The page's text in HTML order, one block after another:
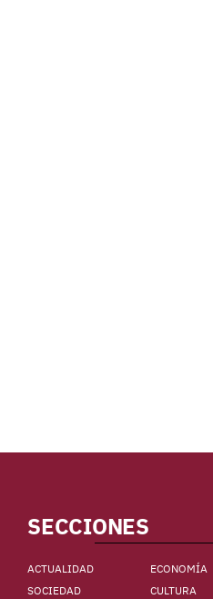
SECCIONES
ACTUALIDAD
ECONOMÍA
SOCIEDAD
CULTURA